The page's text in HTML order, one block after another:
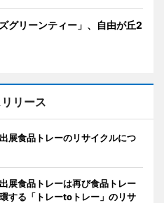
グリーンティー」、自由が丘2
リース
展食品トレーのリサイクルにつ
展食品トレーは再び食品トレー
する「トレーtoトレー」のリサ